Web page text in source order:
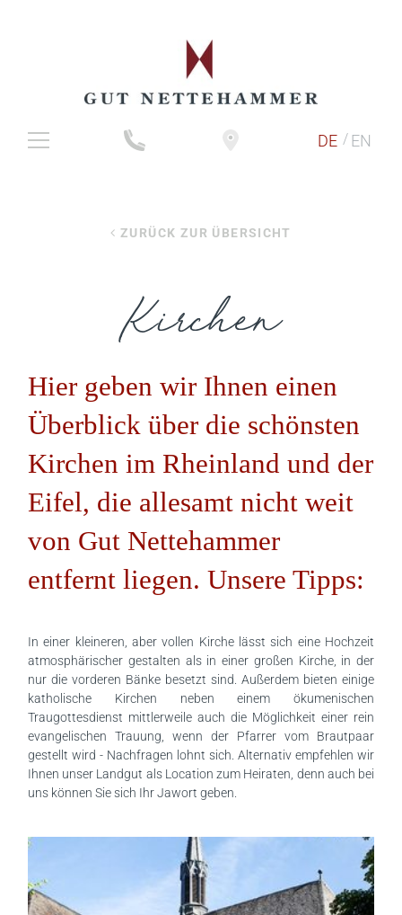
ZURÜCK ZUR ÜBERSICHT
Kirchen
Hier geben wir Ihnen einen
Überblick über die schönsten
Kirchen im Rheinland und der
Eifel, die allesamt nicht weit
von Gut Nettehammer
entfernt liegen. Unsere Tipps:
In einer kleineren, aber vollen Kirche lässt sich eine Hochzeit
atmosphärischer gestalten als in einer großen Kirche, in der
nur die vorderen Bänke besetzt sind. Außerdem bieten einige
katholische Kirchen neben einem ökumenischen
Traugottesdienst mittlerweile auch die Möglichkeit einer rein
evangelischen Trauung, wenn der Pfarrer vom Brautpaar
gestellt wird - Nachfragen lohnt sich. Alternativ empfehlen wir
Ihnen unser Landgut als Location zum Heiraten, denn auch bei
uns können Sie sich Ihr Jawort geben.